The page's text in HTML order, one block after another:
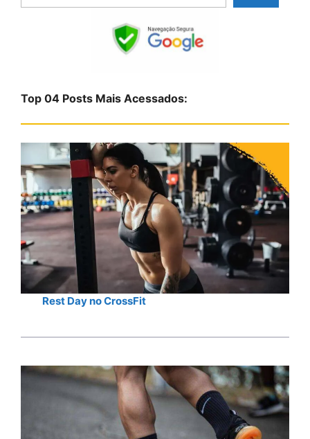
a
r
Top 04 Posts Mais Acessados:
Rest Day no CrossFit